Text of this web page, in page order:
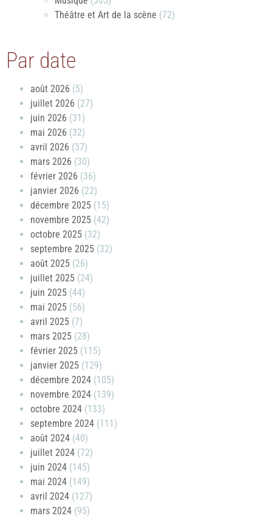
Théâtre et Art de la scène (72)
Par date
août 2026 (5)
juillet 2026 (27)
juin 2026 (31)
mai 2026 (32)
avril 2026 (37)
mars 2026 (30)
février 2026 (36)
janvier 2026 (22)
décembre 2025 (15)
novembre 2025 (42)
octobre 2025 (32)
septembre 2025 (32)
août 2025 (26)
juillet 2025 (24)
juin 2025 (44)
mai 2025 (56)
avril 2025 (7)
mars 2025 (28)
février 2025 (115)
janvier 2025 (129)
décembre 2024 (105)
novembre 2024 (139)
octobre 2024 (133)
septembre 2024 (111)
août 2024 (40)
juillet 2024 (72)
juin 2024 (145)
mai 2024 (149)
avril 2024 (127)
mars 2024 (95)